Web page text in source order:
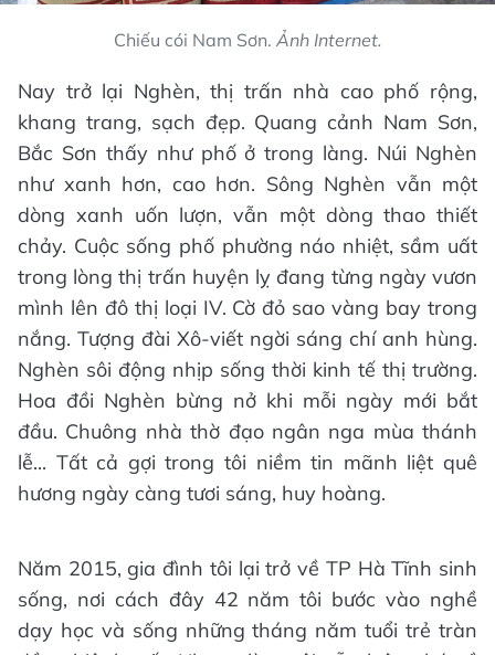
Chiếu cói Nam Sơn. Ảnh Internet.
Nay trở lại Nghèn, thị trấn nhà cao phố rộng,
khang trang, sạch đẹp. Quang cảnh Nam Sơn,
Bắc Sơn thấy như phố ở trong làng. Núi Nghèn
như xanh hơn, cao hơn. Sông Nghèn vẫn một
dòng xanh uốn lượn, vẫn một dòng thao thiết
chảy. Cuộc sống phố phường náo nhiệt, sầm uất
trong lòng thị trấn huyện lỵ đang từng ngày vươn
mình lên đô thị loại IV. Cờ đỏ sao vàng bay trong
nắng. Tượng đài Xô-viết ngời sáng chí anh hùng.
Nghèn sôi động nhịp sống thời kinh tế thị trường.
Hoa đồi Nghèn bừng nở khi mỗi ngày mới bắt
đầu. Chuông nhà thờ đạo ngân nga mùa thánh
lễ... Tất cả gợi trong tôi niềm tin mãnh liệt quê
hương ngày càng tươi sáng, huy hoàng.
Năm 2015, gia đình tôi lại trở về TP Hà Tĩnh sinh
sống, nơi cách đây 42 năm tôi bước vào nghề
dạy học và sống những tháng năm tuổi trẻ tràn